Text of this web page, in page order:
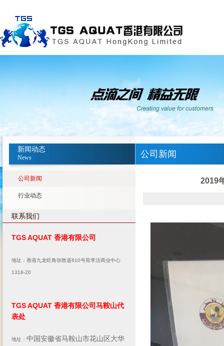
新闻动态
News
公司新闻
行业动态
联系我们
TGS AQUAT 香港有限公司
地址：香港九龙旺角弥敦道610号荷李活商业中心
1318-20
TGS AQUAT 香港有限公司马鞍山代
表处
地址： 中国安徽省马鞍山市花山区大华
公司新闻
2019